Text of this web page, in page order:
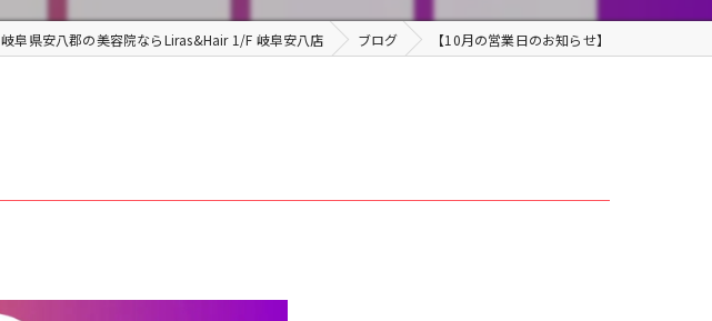
岐阜県安八郡の美容院ならLiras&Hair 1/F 岐阜安八店 ブログ 【10月の営業日のお知らせ】